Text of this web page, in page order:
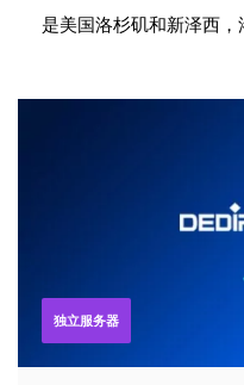
是美国洛杉矶和新泽西
独立服务器